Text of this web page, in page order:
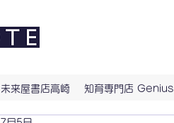
未来屋書店高崎 知育専門店 Genius